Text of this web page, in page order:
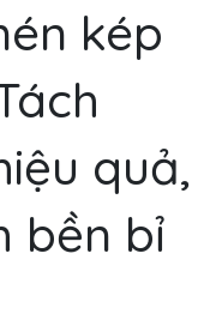
kép
quả,
bền bỉ